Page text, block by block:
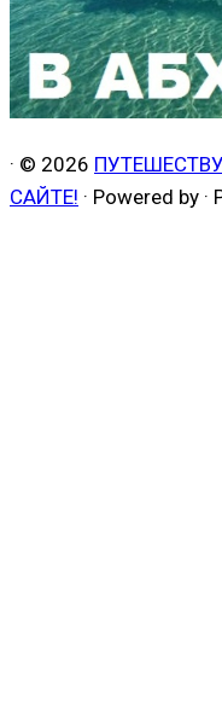
· © 2026
САЙТЕ! · Powered by ·